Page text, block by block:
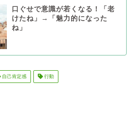
口ぐせで意識が若くなる！「老
けたね」→「魅力的になった
ね」
自己肯定感 行動